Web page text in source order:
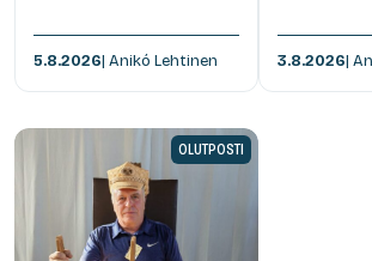
5.8.2026| Anikó Lehtinen 3.8.2026|
OLUTPOSTI